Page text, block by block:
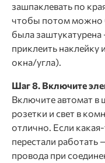
зашпаклевать по
чтобы потом можно
была
приклеить
окна/угла).
Шаг 8. Включите
Включите автомат в
розетки и свет в
отлично. Если
перестали работать
провода при